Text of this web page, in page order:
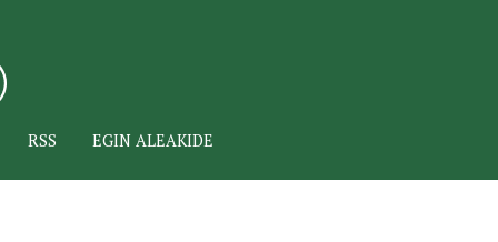
RSS EGIN ALEAKIDE